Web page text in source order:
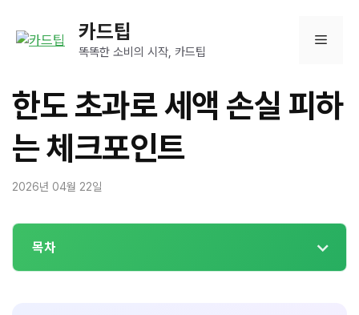
카드팁
똑똑한 소비의 시작, 카드팁
메
뉴
한도 초과로 세액 손실 피하
는 체크포인트
2026년 04월 22일
목차